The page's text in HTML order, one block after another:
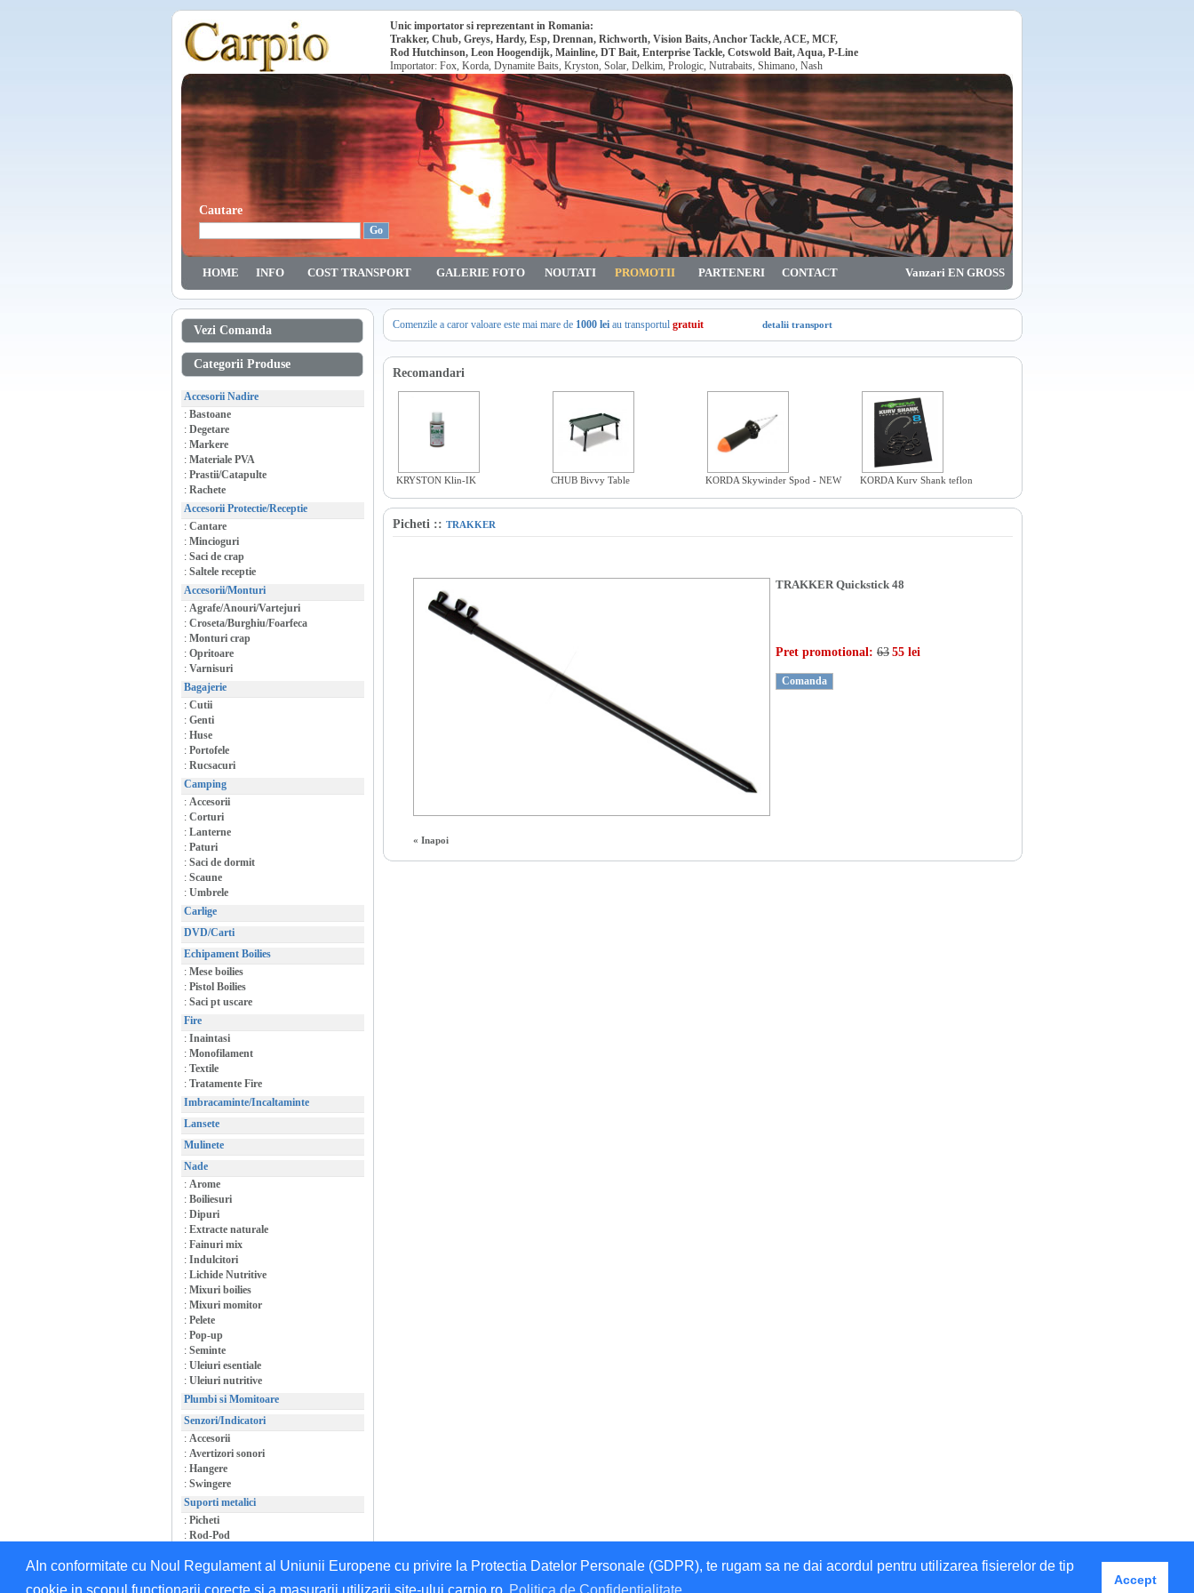
AIn conformitate cu Noul Regulament al Uniunii Europene cu privire la Protectia Datelor Personale (GDPR), te rugam sa ne dai acordul pentru utilizarea fisierelor de tip
cookie in scopul functionarii corecte si a masurarii utilizarii site-ului carpio.ro Politica de Confidentialitate
Accept
Unic importator si reprezentant in Romania:
Trakker, Chub, Greys, Hardy, Esp, Drennan, Richworth, Vision Baits, Anchor Tackle, ACE, MCF,
Rod Hutchinson, Leon Hoogendijk, Mainline, DT Bait, Enterprise Tackle, Cotswold Bait, Aqua, P-Line
Importator: Fox, Korda, Dynamite Baits, Kryston, Solar, Delkim, Prologic, Nutrabaits, Shimano, Nash
Cautare
HOME INFO COST TRANSPORT GALERIE FOTO NOUTATI PROMOTII PARTENERI CONTACT Vanzari EN GROSS
Vezi Comanda
Categorii Produse
Accesorii Nadire
: Bastoane
: Degetare
: Markere
: Materiale PVA
: Prastii/Catapulte
: Rachete
Accesorii Protectie/Receptie
: Cantare
: Mincioguri
: Saci de crap
: Saltele receptie
Accesorii/Monturi
: Agrafe/Anouri/Vartejuri
: Croseta/Burghiu/Foarfeca
: Monturi crap
: Opritoare
: Varnisuri
Bagajerie
: Cutii
: Genti
: Huse
: Portofele
: Rucsacuri
Camping
: Accesorii
: Corturi
: Lanterne
: Paturi
: Saci de dormit
: Scaune
: Umbrele
Carlige
DVD/Carti
Echipament Boilies
: Mese boilies
: Pistol Boilies
: Saci pt uscare
Fire
: Inaintasi
: Monofilament
: Textile
: Tratamente Fire
Imbracaminte/Incaltaminte
Lansete
Mulinete
Nade
: Arome
: Boiliesuri
: Dipuri
: Extracte naturale
: Fainuri mix
: Indulcitori
: Lichide Nutritive
: Mixuri boilies
: Mixuri momitor
: Pelete
: Pop-up
: Seminte
: Uleiuri esentiale
: Uleiuri nutritive
Plumbi si Momitoare
Senzori/Indicatori
: Accesorii
: Avertizori sonori
: Hangere
: Swingere
Suporti metalici
: Picheti
: Rod-Pod
Comenzile a caror valoare este mai mare de 1000 lei au transportul gratuit detalii transport
Recomandari
KRYSTON Klin-IK CHUB Bivvy Table KORDA Skywinder Spod - NEW KORDA Kurv Shank teflon
Picheti :: TRAKKER
TRAKKER Quickstick 48
Pret promotional: 63 55 lei
« Inapoi